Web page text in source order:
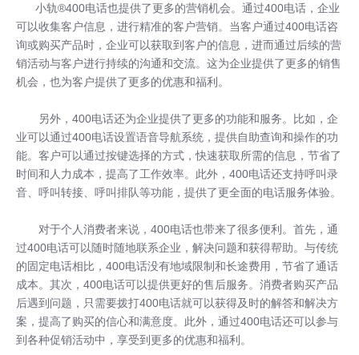
小轨®400电话也提供了更多的营销机会。通过400电话，企业
可以收集客户信息，进行精准的客户营销。当客户通过400电话咨
询或购买产品时，企业可以获取到客户的信息，进而通过后续的营
销活动与客户进行持续的沟通和交流。这为企业提供了更多的销售
机会，也为客户提供了更多的优惠和福利。
另外，400电话还为企业提供了更多的功能和服务。比如，企
业可以通过400电话设置语音导航系统，提供自助查询和操作的功
能。客户可以通过按键选择的方式，快速获取所需的信息，节省了
时间和人力成本，提高了工作效率。此外，400电话还支持呼叫录
音、呼叫转接、呼叫排队等功能，提供了更全面的电话服务体验。
对于个人消费者来说，400电话也带来了很多便利。首先，通
过400电话可以随时随地联系企业，解决问题和获得帮助。与传统
的固定电话相比，400电话没有地域限制和长途费用，节省了通话
成本。其次，400电话可以提供更好的售后服务。消费者购买产品
后遇到问题，只需要拨打400电话就可以获得及时的解答和解决方
案，提高了购买的信心和满意度。此外，通过400电话还可以参与
到各种促销活动中，享受到更多的优惠和福利。